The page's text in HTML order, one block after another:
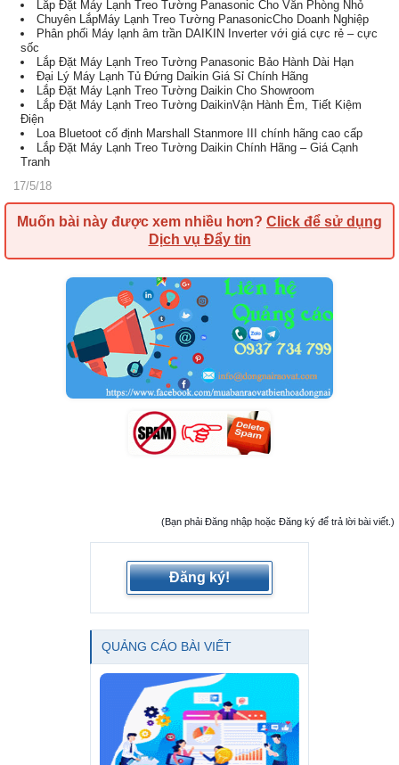
Lắp Đặt Máy Lạnh Treo Tường Panasonic Cho Văn Phòng Nhỏ
Chuyên LắpMáy Lạnh Treo Tường PanasonicCho Doanh Nghiệp
Phân phối Máy lạnh âm trần DAIKIN Inverter với giá cực rẻ – cực
sốc
Lắp Đặt Máy Lạnh Treo Tường Panasonic Bảo Hành Dài Hạn
Đại Lý Máy Lạnh Tủ Đứng Daikin Giá Sỉ Chính Hãng
Lắp Đặt Máy Lạnh Treo Tường Daikin Cho Showroom
Lắp Đặt Máy Lạnh Treo Tường DaikinVận Hành Êm, Tiết Kiệm
Điện
Loa Bluetoot cố định Marshall Stanmore III chính hãng cao cấp
Lắp Đặt Máy Lạnh Treo Tường Daikin Chính Hãng – Giá Cạnh
Tranh
17/5/18
Muốn bài này được xem nhiều hơn? Click để sử dụng
Dịch vụ Đẩy tin
(Bạn phải Đăng nhập hoặc Đăng ký để trả lời bài viết.)
Đăng ký!
QUẢNG CÁO BÀI VIẾT